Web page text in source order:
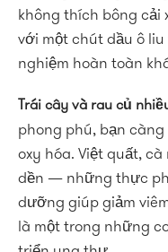
không thích bông
với một chút dầu ô
nghiệm hoàn toàn
Trái cây và rau củ
phong phú, bạn
oxy hóa. Việt quất,
dền — những thực
dưỡng giúp giảm
là một trong những